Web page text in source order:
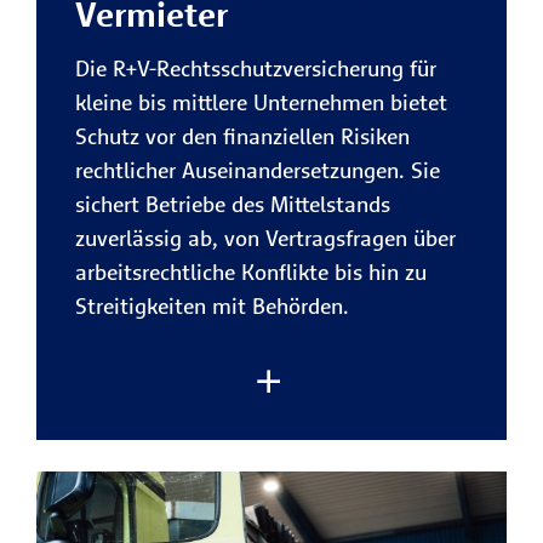
Sicherheit im Team.
Zur Rechtsschutzversicherung
für Firmenkunden
Jetzt beraten lassen
Umfassender Schutz für Ihren
Rechtliche Risiken rund um Ihre
gewerblich und privat genutzten
Fahrzeuge sind bestens abgesichert
– von Unfällen bis
Vertragsstreitigkeiten.
Finanzielle Entlastung bei
Rechtskonflikten
Gebühren eines Rechtsstreits, damit
Schutz für Fahrer und Insassen
Vermieter
Die R+V-Rechtsschutzversicherung für
kleine bis mittlere Unternehmen bietet
Schutz vor den finanziellen Risiken
rechtlicher Auseinandersetzungen. Sie
sichert Betriebe des Mittelstands
zuverlässig ab, von Vertragsfragen über
arbeitsrechtliche Konflikte bis hin zu
Streitigkeiten mit Behörden.
Im unternehmerischen Alltag entstehen